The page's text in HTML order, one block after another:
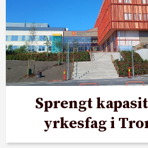
Sprengt
yrkesfag i